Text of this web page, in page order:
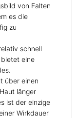
von Falten
es die
zu
schnell
eine
über einen
länger
ist der einzige
Wirkdauer